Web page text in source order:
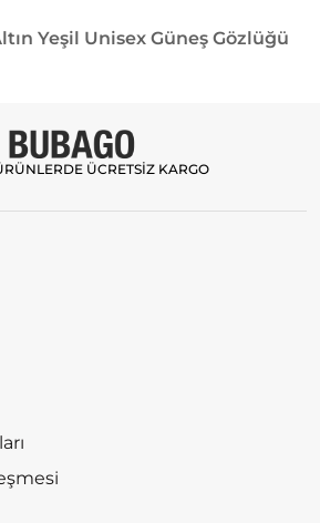
Yeşil Unisex Güneş Gözlüğü
ÜCRETSİZ KARGO